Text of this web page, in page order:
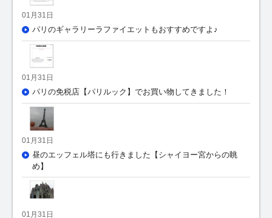
01月31日
パリのギャラリーラファイエットもおすすめですよ♪
01月31日
パリの免税店【パリルック】でお買い物してきました！
01月31日
昼のエッフェル塔にも行きました【シャイヨー宮からの眺
め】
01月31日